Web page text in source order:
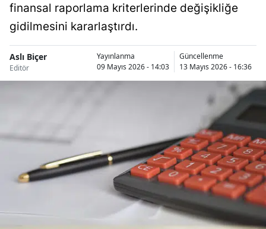
finansal raporlama kriterlerinde değişikliğe
gidilmesini kararlaştırdı.
Aslı Biçer
Editör
Yayınlanma
09 Mayıs 2026 - 14:03
Güncellenme
13 Mayıs 2026 - 16:36